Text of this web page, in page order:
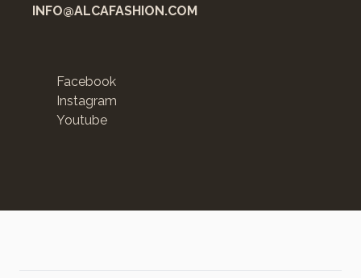
INFO@ALCAFASHION.COM
Facebook
Instagram
Youtube